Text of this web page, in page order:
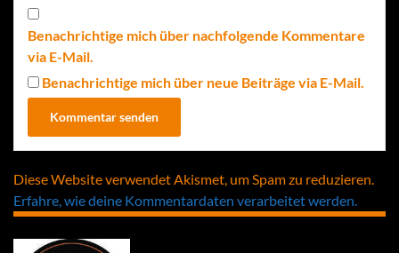
Benachrichtige mich über nachfolgende Kommentare
via E-Mail.
Benachrichtige mich über neue Beiträge via E-Mail.
Diese Website verwendet Akismet, um Spam zu reduzieren.
Erfahre, wie deine Kommentardaten verarbeitet werden.